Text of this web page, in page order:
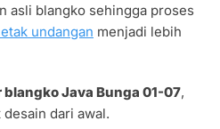
asli blangko sehingga proses
undangan menjadi lebih
blangko Java Bunga 01-07,
dari awal.